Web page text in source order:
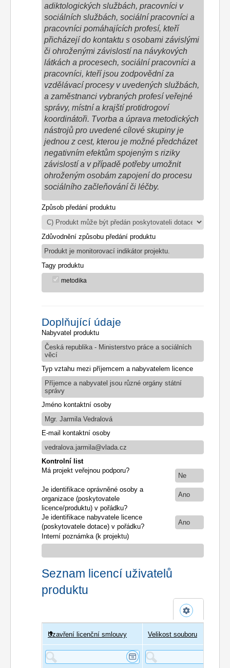
adiktologických službách, pracovníci v
sociálních službách, sociální pracovníci a
pracovníci pomáhajících profesí, kteří
přicházejí do kontaktu s osobami závislými
či ohroženými závislostí na návykových
látkách a procesech, sociální pracovníci a
pracovníci, kteří jsou zodpovědní za
vzdělávací procesy v uvedených službách,
a zaměstnanci vybraných profesí veřejné
správy, místní a krajští protidrogoví
koordinátoři. Tvorba a úprava metodických
nástrojů pro uvedené cílové skupiny je
jednou z cest, kterou je možné předcházet
negativním efektům spojeným s riziky
závislostí a v případě potřeby umožnit
ohroženým osobám zapojení do procesu
sociálního začleňování či léčby.
Způsob předání produktu
Zdůvodnění způsobu předání produktu
Produkt je monitorovací indikátor projektu.
Tagy produktu
metodika
Doplňující údaje
Nabyvatel produktu
Česká republika - Ministerstvo práce a sociálních
věcí
Typ vztahu mezi příjemcem a nabyvatelem licence
Příjemce a nabyvatel jsou různé orgány státní
správy
Jméno kontaktní osoby
Mgr. Jarmila Vedralová
E-mail kontaktní osoby
vedralova.jarmila@vlada.cz
Kontrolní list
Má projekt veřejnou podporu?
Ne
Je identifikace oprávněné osoby a
organizace (poskytovatele
licence/produktu) v pořádku?
Ano
Je identifikace nabyvatele licence
(poskytovatele dotace) v pořádku?
Ano
Interní poznámka (k projektu)
Seznam licencí uživatelů
produktu
Uživatel
Uzavření licenční smlouvy Velikost souboru